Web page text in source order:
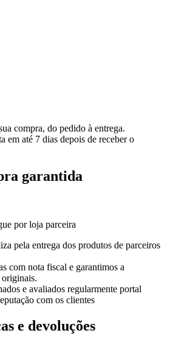
compra, do pedido à entrega.
em até 7 dias depois de receber o
garantida
por loja parceira
pela entrega dos produtos de parceiros
com nota fiscal e garantimos a
e avaliados regularmente portal
com os clientes
e devoluções